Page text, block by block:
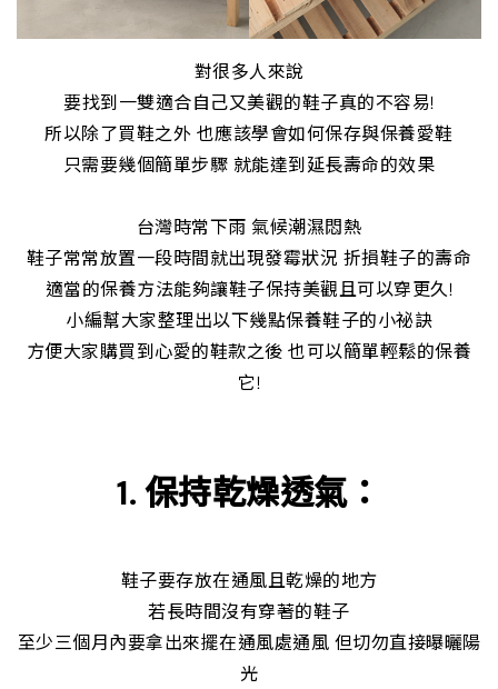
對很多人來說
要找到一雙適合自己又美觀的鞋子真的不容易!
所以除了買鞋之外 也應該學會如何保存與保養愛鞋
只需要幾個簡單步驟 就能達到延長壽命的效果
台灣時常下雨 氣候潮濕悶熱
鞋子常常放置一段時間就出現發霉狀況 折損鞋子的壽命
適當的保養方法能夠讓鞋子保持美觀且可以穿更久!
小編幫大家整理出以下幾點保養鞋子的小祕訣
方便大家購買到心愛的鞋款之後 也可以簡單輕鬆的保養
它!
1. 保持乾燥透氣：
鞋子要存放在通風且乾燥的地方
若長時間沒有穿著的鞋子
至少三個月內要拿出來擺在通風處通風 但切勿直接曝曬陽
光